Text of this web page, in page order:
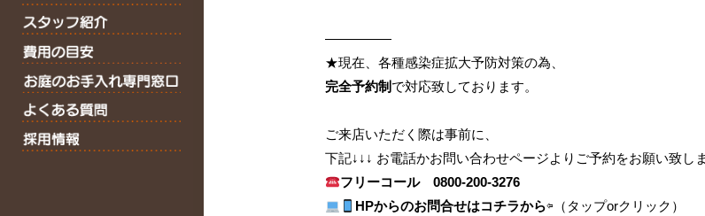
—————
★現在、各種感染症拡大予防対策の為、
完全予約制 で対応致しております。
ご来店いただく際は事前に、
下記↓↓↓ お電話かお問い合わせページよりご予約をお願い致し
フリーコール0800-200-3276
HPからのお問合せはコチラから⇦ （タップorクリック）